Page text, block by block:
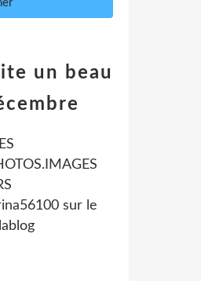
un beau
sur le